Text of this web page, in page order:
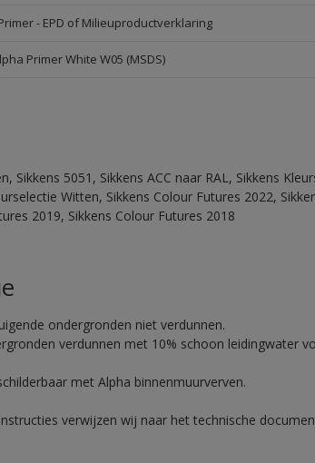
- EPD of Milieuproductverklaring
Primer White W05 (MSDS)
Sikkens 5051, Sikkens ACC naar RAL, Sikkens
Witten, Sikkens Colour Futures 2022,
2019, Sikkens Colour Futures 2018
ondergronden niet verdunnen.
verdunnen met 10% schoon leidingwater
met Alpha binnenmuurverven.
verwijzen wij naar het technische